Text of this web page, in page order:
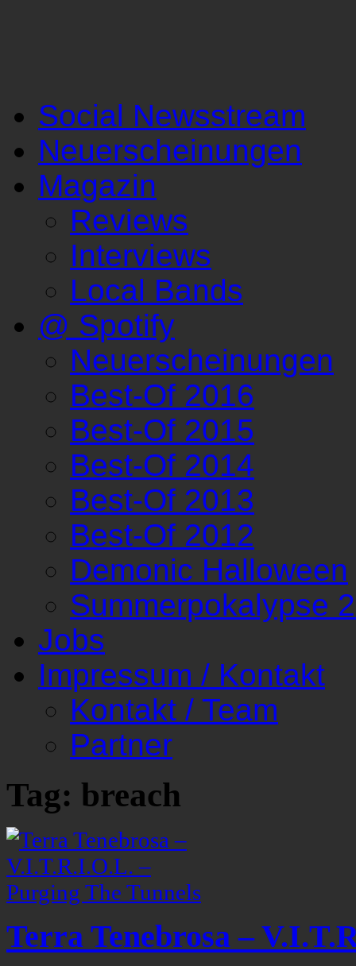
Social Newsstream
Neuerscheinungen
Magazin
Reviews
Interviews
Local Bands
@ Spotify
Neuerscheinungen
Best-Of 2016
Best-Of 2015
Best-Of 2014
Best-Of 2013
Best-Of 2012
Demonic Halloween
Summerpokalypse
Jobs
Impressum / Kontakt
Kontakt / Team
Partner
Tag: breach
Terra Tenebrosa –